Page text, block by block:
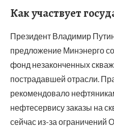
Как участвует
Президент Владимир
предложение Минэнерго
фонд незаконченных
пострадавшей отрасли.
рекомендовало
нефтесервису заказы на
сейчас из-за ограничений